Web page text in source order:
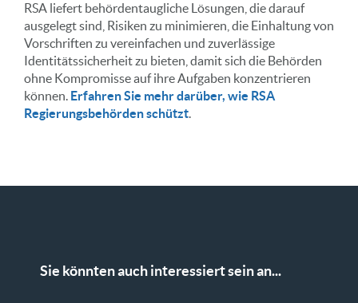
RSA liefert behördentaugliche Lösungen, die darauf
ausgelegt sind, Risiken zu minimieren, die Einhaltung von
Vorschriften zu vereinfachen und zuverlässige
Identitätssicherheit zu bieten, damit sich die Behörden
ohne Kompromisse auf ihre Aufgaben konzentrieren
können. Erfahren Sie mehr darüber, wie RSA
Regierungsbehörden schützt.
Sie könnten auch interessiert sein an...